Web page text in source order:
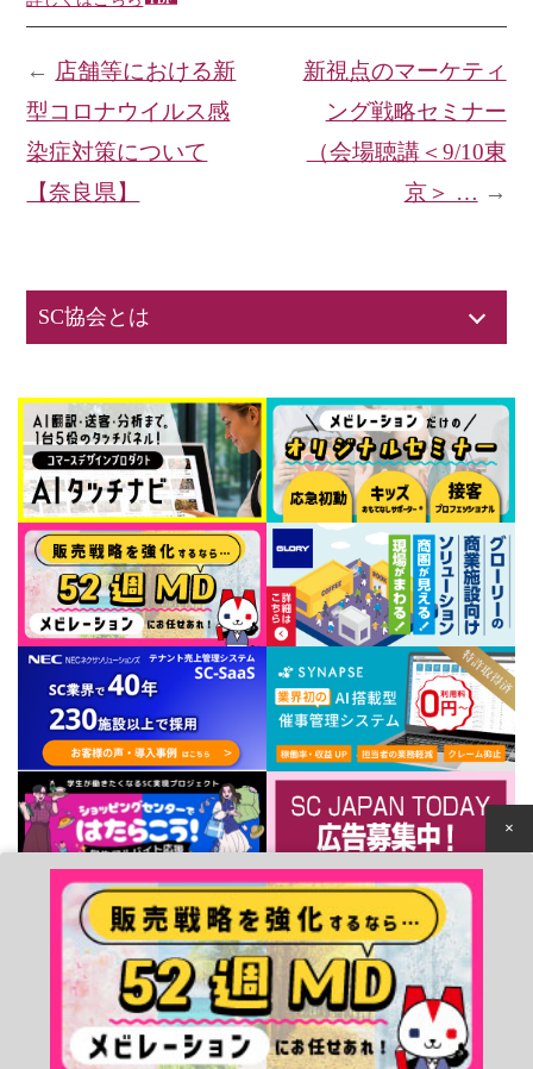
新視点のマーケティ
ング戦略セミナー
（会場聴講＜9/10東
京＞ … →
← 店舗等における新
型コロナウイルス感
染症対策について
【奈良県】
SC協会とは
個人情報保護方針
×